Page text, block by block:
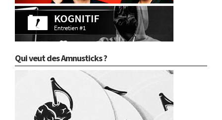
Qui veut des Amnusticks ?